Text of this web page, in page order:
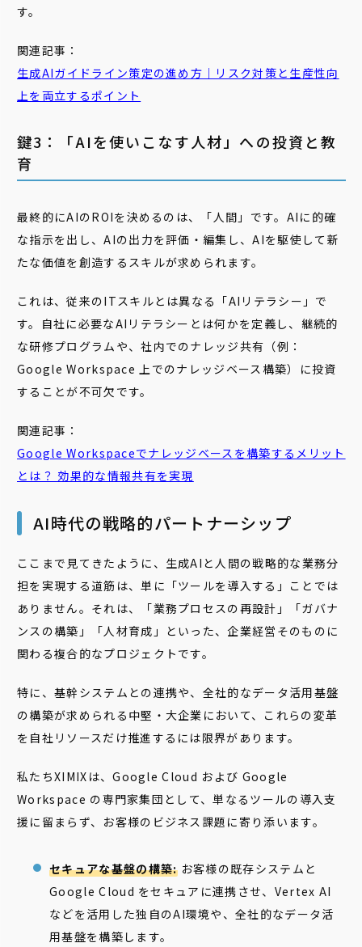
す。
関連記事：
生成AIガイドライン策定の進め方｜リスク対策と生産性向
上を両立するポイント
鍵3：「AIを使いこなす人材」への投資と教
育
最終的にAIのROIを決めるのは、「人間」です。AIに的確
な指示を出し、AIの出力を評価・編集し、AIを駆使して新
たな価値を創造するスキルが求められます。
これは、従来のITスキルとは異なる「AIリテラシー」で
す。自社に必要なAIリテラシーとは何かを定義し、継続的
な研修プログラムや、社内でのナレッジ共有（例：
Google Workspace 上でのナレッジベース構築）に投資
することが不可欠です。
関連記事：
Google Workspaceでナレッジベース を構築するメリット
とは？ 効果的な情報共有を実現
AI時代の戦略的パートナーシップ
ここまで見てきたように、生成AIと人間の戦略的な業務分
担を実現する道筋は、単に「ツールを導入する」ことでは
ありません。それは、「業務プロセスの再設計」「ガバナ
ンスの構築」「人材育成」といった、企業経営そのものに
関わる複合的なプロジェクトです。
特に、基幹システムとの連携や、全社的なデータ活用基盤
の構築が求められる中堅・大企業において、これらの変革
を自社リソースだけ推進するには限界があります。
私たちXIMIXは、Google Cloud および Google
Workspace の専門家集団として、単なるツールの導入支
援に留まらず、お客様のビジネス課題に寄り添います。
セキュアな基盤の構築:お客様の既存システムと
Google Cloud をセキュアに連携させ、Vertex AI
などを活用した独自のAI環境や、全社的なデータ活
用基盤を構築します。